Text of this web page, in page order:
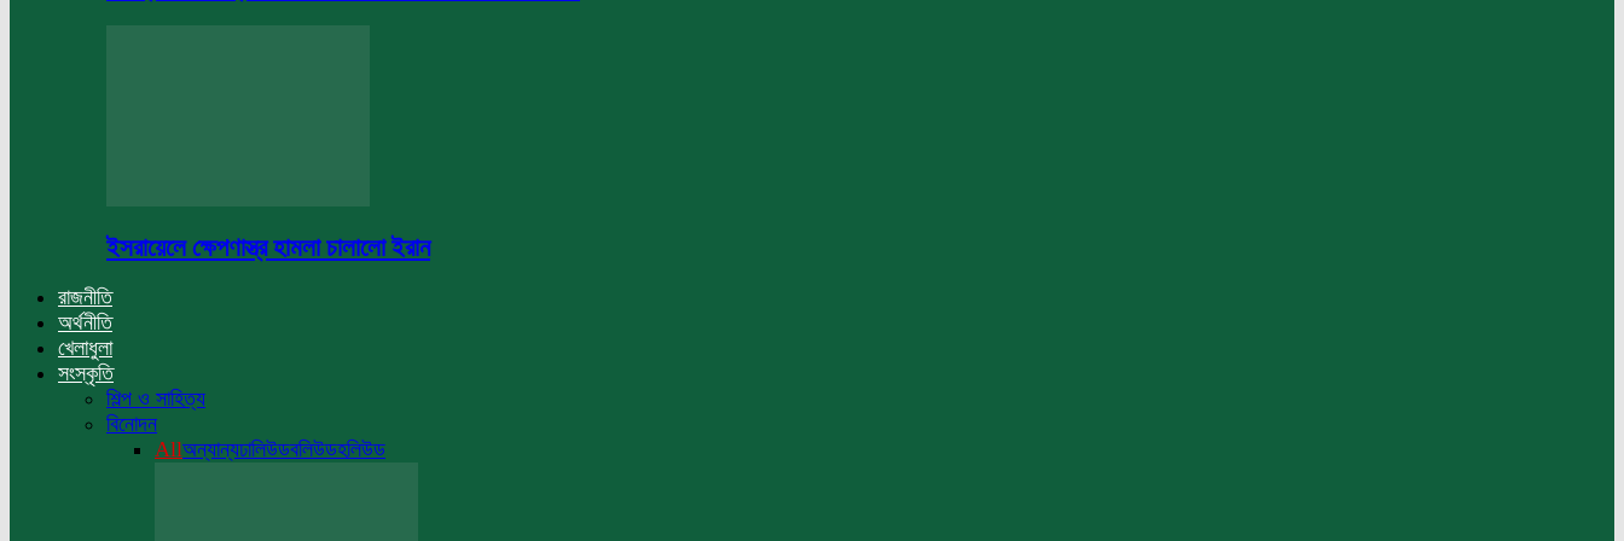
ইসরায়েলে ক্ষেপণাস্ত্র হামলা চালালো ইরান
রাজনীতি
অর্থনীতি
খেলাধুলা
সংস্কৃতি
শিল্প ও সাহিত্য
বিনোদন
Allঅন্যান্যঢালিউডবলিউডহলিউড